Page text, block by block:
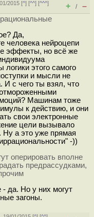
2015 [^] [^^] [^^^]
+ / –
Да,
человека нейроцепи
эффекты, но всё же
этого самого
и мысли не
И с чего ты взял, что
Машинам тоже
к действию, и они
свои электронные
цели вызывало
а это уже прямая
-))
оперировать вполне
предрассудками,
да. Но у них могут
загоны.